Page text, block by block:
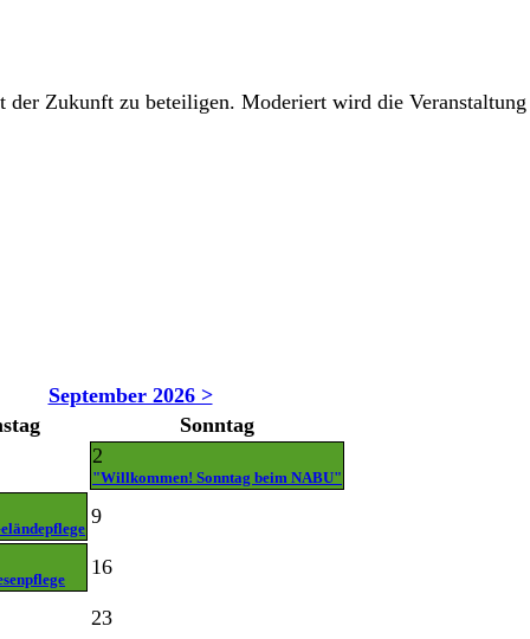
Zukunft zu beteiligen. Moderiert wird die Veranstaltung
September 2026 >
Sonntag
2
"Willkommen! Sonntag beim NABU"
9
16
23